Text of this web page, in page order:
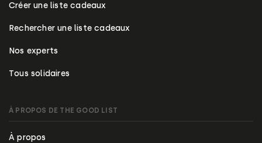
Créer une liste cadeaux
Rechercher une liste cadeaux
Nos experts
Tous solidaires
À PROPOS DE THE GOOD LIST
À propos